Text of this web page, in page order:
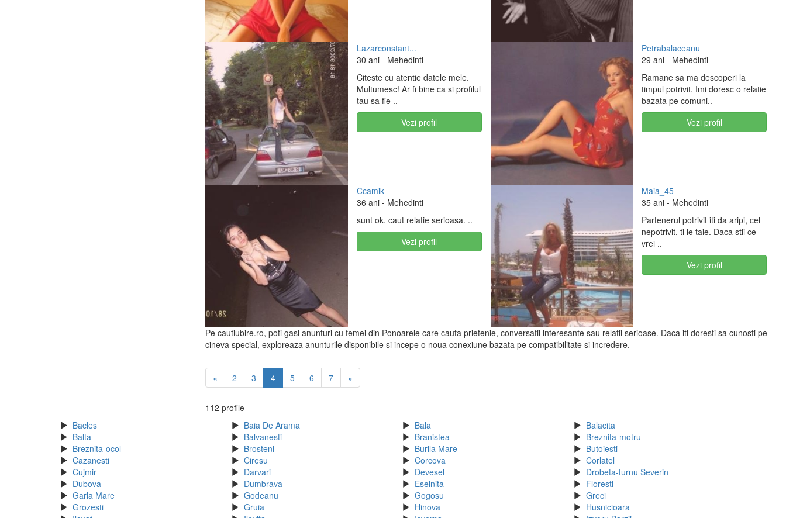
Lazarconstant...
30 ani- Mehedinti
Citeste cu atentie datele mele.
Multumesc! Ar fi bine ca si profilul
tau sa fie ..
Vezi profil
Petrabalaceanu
29 ani - Mehedinti
Ramane sa ma descoperi la
timpul potrivit. Imi doresc o relatie
bazata pe comuni..
Vezi profil
Ccamik
36 ani- Mehedinti
sunt ok. caut relatie serioasa. ..
Vezi profil
Maia_45
35 ani - Mehedinti
Partenerul potrivit iti da aripi, cel
nepotrivit, ti le taie. Daca stii ce
vrei ..
Vezi profil
Pe cautiubire.ro, poti gasi anunturi cu femei din Ponoarele care cauta prietenie, conversatii interesante sau relatii serioase. Daca iti doresti sa cunosti pe
cineva special, exploreaza anunturile disponibile si incepe o noua conexiune bazata pe compatibilitate si incredere.
« 2 3 4 5 6 7 »
112 profile
Bacles
Baia De Arama Bala
Balacita
Balta
Balvanesti Branistea
Breznita-motru
Breznita-ocol
Brosteni Burila Mare
Butoiesti
Cazanesti
Ciresu Corcova
Corlatel
Cujmir
Darvari Devesel
Drobeta-turnu Severin
Dubova
Dumbrava Eselnita
Floresti
Garla Mare
Godeanu Gogosu
Greci
Grozesti
Gruia Hinova
Husnicioara